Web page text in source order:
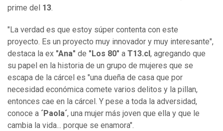
prime del 13.
"La verdad es que estoy súper contenta con este
proyecto. Es un proyecto muy innovador y muy interesante",
destaca la ex "Ana" de "Los 80" a T13.cl , agregando que
su papel en la historia de un grupo de mujeres que se
escapa de la cárcel es "una dueña de casa que por
necesidad económica comete varios delitos y la pillan,
entonces cae en la cárcel. Y pese a toda la adversidad,
conoce a ´Paola´, una mujer más joven que ella y que le
cambia la vida... porque se enamora".